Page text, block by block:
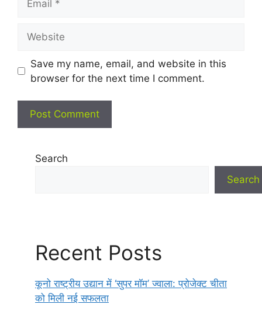
Save my name, email, and website in this
browser for the next time I comment.
Search
Search
Recent Posts
कूनो राष्ट्रीय उद्यान में ‘सुपर मॉम’ ज्वाला: प्रोजेक्ट चीता
को मिली नई सफलता